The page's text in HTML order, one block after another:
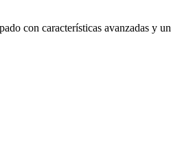
con características avanzadas y un